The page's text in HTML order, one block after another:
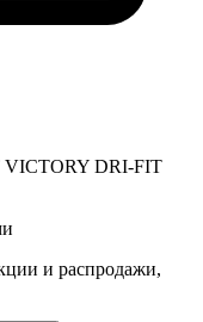
VICTORY DRI-FIT
и распродажи,